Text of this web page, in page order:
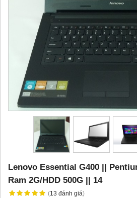
Lenovo Essential G400 ||
Ram 2G/HDD 500G || 14
(13 đánh giá)